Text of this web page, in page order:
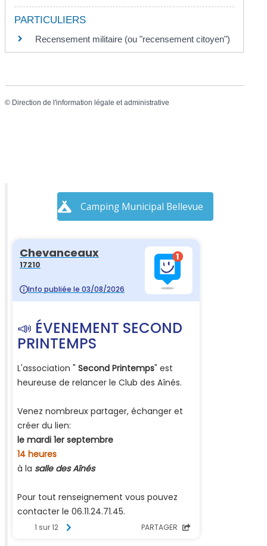
PARTICULIERS
Recensement militaire (ou "recensement citoyen")
© Direction de l'information légale et administrative
Camping Municipal Bellevue